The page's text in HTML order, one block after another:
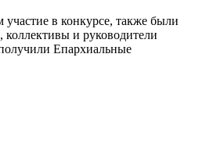
в конкурсе, также были
и руководители
Епархиальные